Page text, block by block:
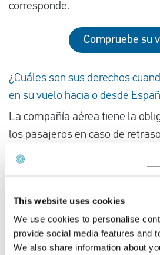
This website uses cookies
We use cookies to personalise
provide social media features and
We also share information about
corresponde.
Compruebe su
¿Cuáles son sus derechos
en su vuelo hacia o desde
La compañía aérea tiene la
los pasajeros en caso de
más. Eso significa que la
ofrecerle comida y bebida y, si
compañía aérea no le ofrece
servicios, puede organizarlos
Después, tiene derecho al